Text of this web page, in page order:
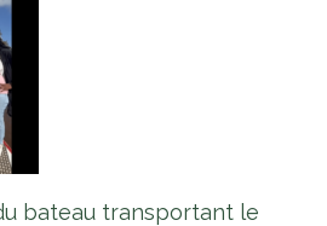
bateau transportant le